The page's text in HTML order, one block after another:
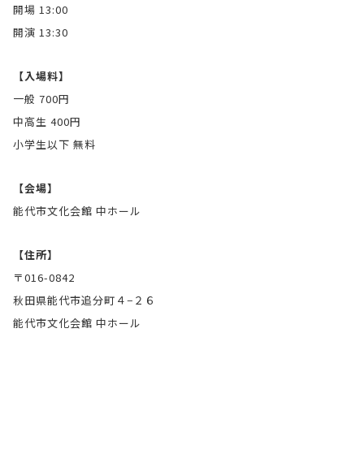
開場 13:00
開演 13:30
【入場料】
一般 700円
中高生 400円
小学生以下 無料
【会場】
能代市文化会館 中ホール
【住所】
〒016-0842
秋田県能代市追分町４−２６
能代市文化会館 中ホール